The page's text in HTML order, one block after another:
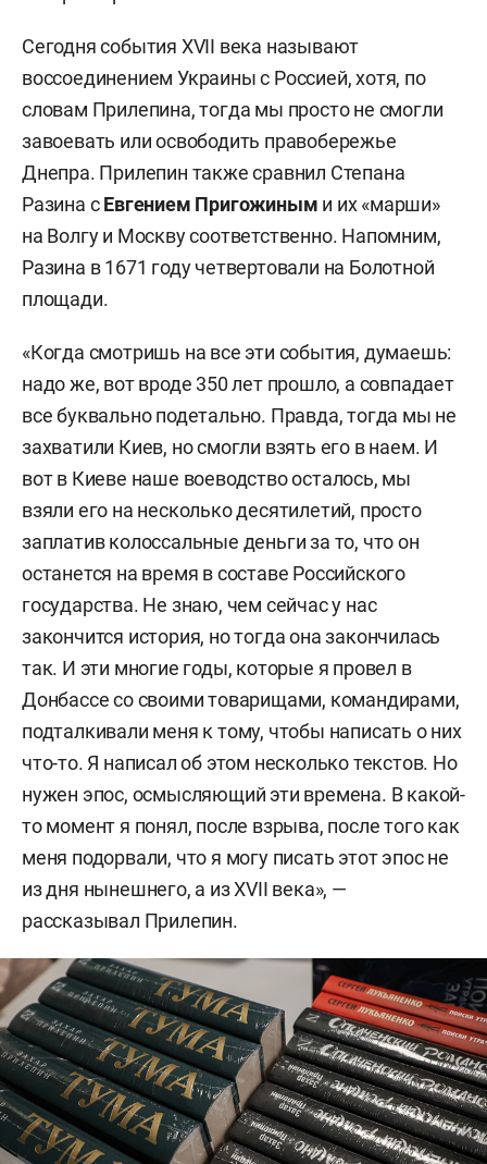
Сегодня события XVII века называют
воссоединением Украины с Россией, хотя, по
словам Прилепина, тогда мы просто не смогли
завоевать или освободить правобережье
Днепра. Прилепин также сравнил Степана
Разина сЕвгением Пригожиным и их «марши»
на Волгу и Москву соответственно. Напомним,
Разина в 1671 году четвертовали на Болотной
площади.
«Когда смотришь на все эти события, думаешь:
надо же, вот вроде 350 лет прошло, а совпадает
все буквально подетально. Правда, тогда мы не
захватили Киев, но смогли взять его в наем. И
вот в Киеве наше воеводство осталось, мы
взяли его на несколько десятилетий, просто
заплатив колоссальные деньги за то, что он
останется на время в составе Российского
государства. Не знаю, чем сейчас у нас
закончится история, но тогда она закончилась
так. И эти многие годы, которые я провел в
Донбассе со своими товарищами, командирами,
подталкивали меня к тому, чтобы написать о них
что-то. Я написал об этом несколько текстов. Но
нужен эпос, осмысляющий эти времена. В какой-
то момент я понял, после взрыва, после того как
меня подорвали, что я могу писать этот эпос не
из дня нынешнего, а из XVII века», —
рассказывал Прилепин.